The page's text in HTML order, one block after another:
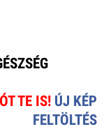
TE IS! ÚJ KÉP
FELTÖLTÉS